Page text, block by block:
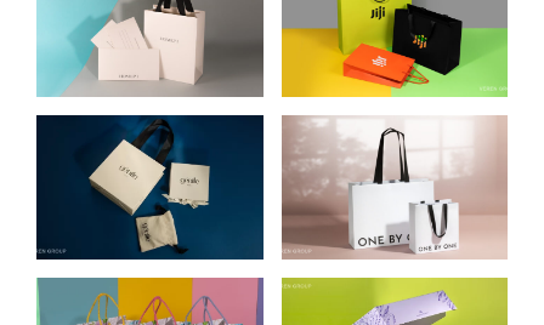
САЛОНА КРАСОТЫ
НОМЕР 1
ПАКЕТЫ ДЛЯ JIJI
UKRAINE
УПАКОВКА ДЛЯ
ЮВЕЛИРНЫХ
ИЗДЕЛИЙ GENTLE
БУМАЖНЫЕ
ПАКЕТЫ ДЛЯ ONE
BY ONE
ПОДАРОЧНЫЕ
ALPACA. КОРОБКА